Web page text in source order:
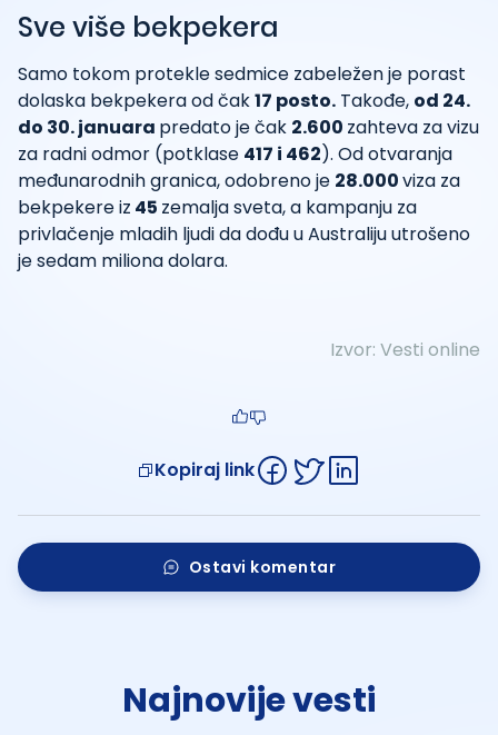
Sve više bekpekera
Samo tokom protekle sedmice zabeležen je porast
dolaska bekpekera od čak17 posto. Takođe, od 24.
do 30. januara predato je čak 2.600 zahteva za vizu
za radni odmor (potklase 417 i 462). Od otvaranja
međunarodnih granica, odobreno je 28.000viza za
bekpekere iz 45 zemalja sveta, a kampanju za
privlačenje mladih ljudi da dođu u Australiju utrošeno
je sedam miliona dolara.
Izvor: Vesti online
Kopiraj link
Ostavi komentar
Najnovije vesti